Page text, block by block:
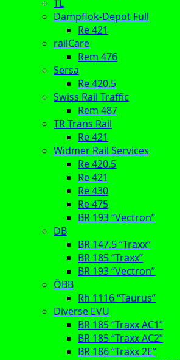
TL
Dampflok-Depot Full
Re 421
railCare
Rem 476
Sersa
Re 420.5
Swiss Rail Traffic
Rem 487
TR Trans Rail
Re 421
Widmer Rail Services
Re 420.5
Re 421
Re 430
Re 475
BR 193 “Vectron”
DB
BR 147.5 “Traxx”
BR 185 “Traxx”
BR 193 “Vectron”
ÖBB
Rh 1116 “Taurus”
Diverse EVU
BR 185 “Traxx AC1”
BR 185 “Traxx AC2”
BR 186 “Traxx 2E”